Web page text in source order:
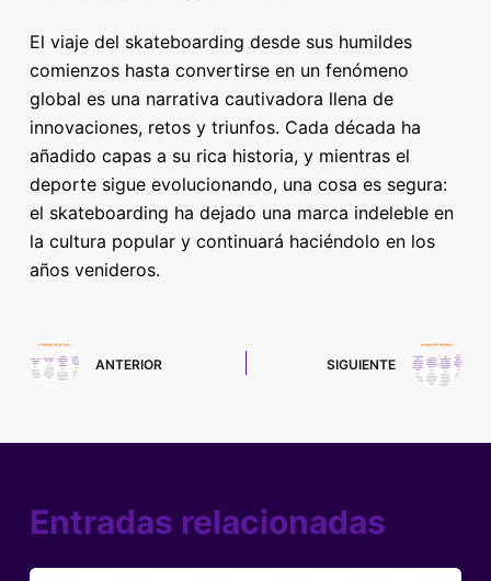
El viaje del skateboarding desde sus humildes
comienzos hasta convertirse en un fenómeno
global es una narrativa cautivadora llena de
innovaciones, retos y triunfos. Cada década ha
añadido capas a su rica historia, y mientras el
deporte sigue evolucionando, una cosa es segura:
el skateboarding ha dejado una marca indeleble en
la cultura popular y continuará haciéndolo en los
años venideros.
ANTERIOR SIGUIENTE
Entradas relacionadas